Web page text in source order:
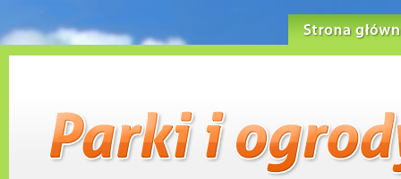
Strona główna